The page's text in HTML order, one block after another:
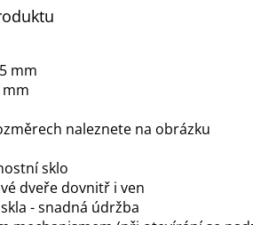
mm
mm
naleznete na obrázku
sklo
dveře dovnitř i ven
- snadná údržba